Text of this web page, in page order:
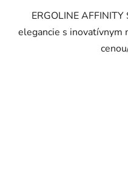
ERGOLINE
elegancie s inovatívnym